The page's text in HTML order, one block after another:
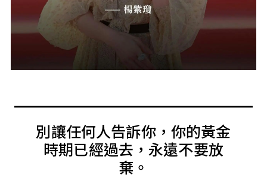
別讓任何人告訴你，你的黃金
時期已經過去，永遠不要放
棄。